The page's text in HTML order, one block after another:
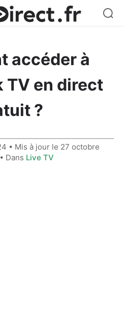
accéder à
TV en direct
?
• Mis à jour le 27 octobre
• Dans Live TV